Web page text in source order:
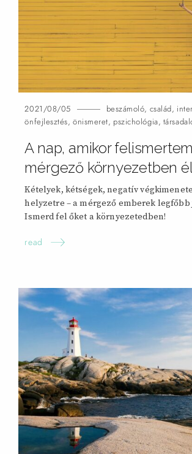
2021/08/05 beszámoló, család,
önfejlesztés,önismeret, pszichológia,
A nap, amikor
mérgező környezetben
Kételyek, kétségek, negatív
helyzetre – a mérgező emberek
Ismerd fel őket a környezetedben!
read